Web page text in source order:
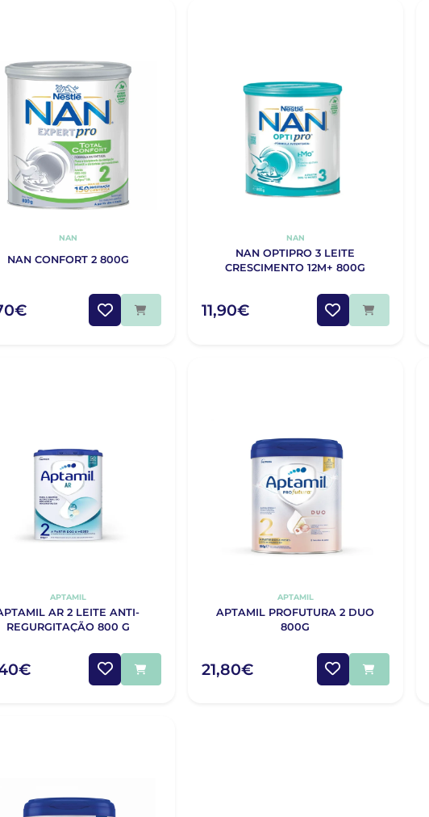
NAN
NAN CONFORT 2 800G
NAN
NAN OPTIPRO 3 LEITE
CRESCIMENTO 12M+ 800G
11,90€
APTAMIL
AR 2 LEITE ANTI-
REGURGITAÇÃO 800 G
APTAMIL
APTAMIL PROFUTURA 2 DUO
800G
21,80€